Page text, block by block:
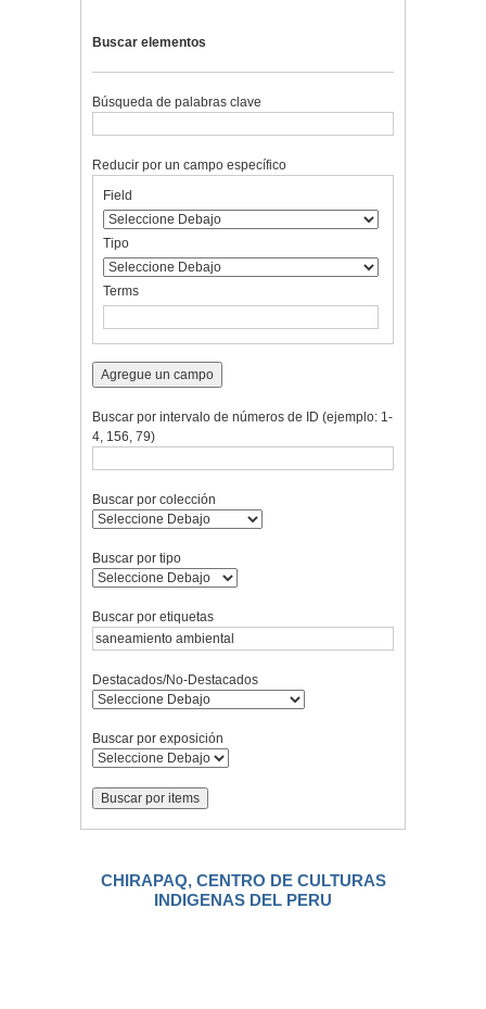
Buscar elementos
Búsqueda de palabras clave
rows
"Reducir
por
específico":
1
Reducir por un campo específico
de
búsqueda
de
búsqueda
de
búsqueda
de
Búsqueda
Field
Tipo
Terms
Agregue un campo
Buscar por intervalo de números de ID (ejemplo: 1-
4, 156, 79)
Buscar por colección
Buscar por tipo
Buscar por etiquetas
Destacados/No-Destacados
Buscar por exposición
CHIRAPAQ, CENTRO DE CULTURAS
INDIGENAS DEL PERU